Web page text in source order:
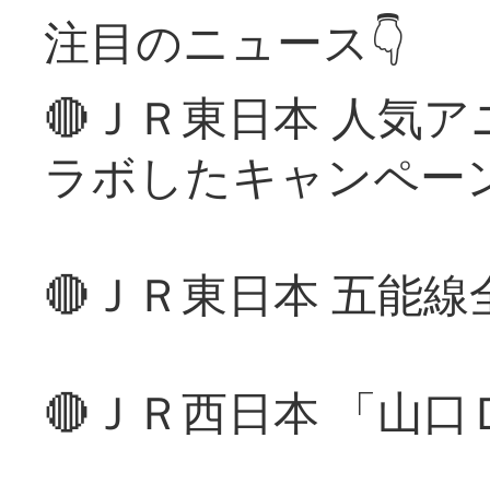
注目のニュース👇
🔴ＪＲ東日本 人気
ラボしたキャンペー
🔴ＪＲ東日本 五能
🔴ＪＲ西日本 「山